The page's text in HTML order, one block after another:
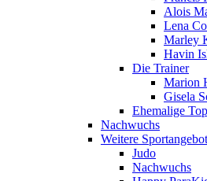
Alois
Lena
Marley
Havin
Die Trainer
Marion
Gisela
Ehemalige
Nachwuchs
Weitere
Judo
Nachwuchs